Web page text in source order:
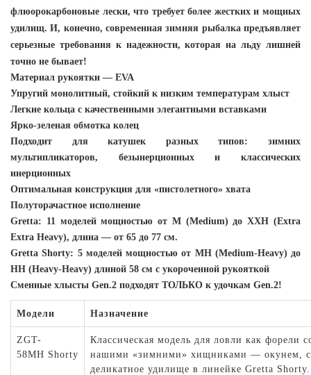
флюорокарбоновые лески, что требует более жестких и мощных
удилищ. И, конечно, современная зимняя рыбалка предъявляет
серьезные требования к надежности, которая на льду лишней
точно не бывает!
Материал рукоятки — EVA
Упругий монолитный, стойкий к низким температурам хлыст
Легкие кольца с качественными элегантными вставками
Ярко-зеленая обмотка колец
Подходит для катушек разных типов: зимних
мультипликаторов, безынерционных и классических
инерционных
Оптимальная конструкция для «пистолетного» хвата
Полуторачастное исполнение
Gretta: 11 моделей мощностью от M (Medium) до XXH (Extra
Extra Heavy), длина — от 65 до 77 см.
Gretta Shorty: 5 моделей мощностью от MH (Medium-Heavy) до
HH (Heavy-Heavy) длиной 58 см с укороченной рукояткой
Сменные хлысты Gen.2 подходят ТОЛЬКО к удочкам Gen.2!
Модели Назначение
ZGT-
58MH Shorty
Классическая модель для ловли как форели
нашими «зимними» хищниками — окунем,
деликатное удилище в линейке Gretta